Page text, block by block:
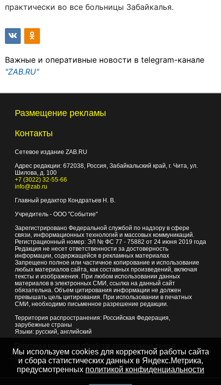
практически во все больницы Забайкалья.
Важные и оперативные новости в telegram-канале
"ZAB.RU"
Размещение рекламы
Контакты
Сетевое издание ZAB.RU
Адрес редакции: 672038, Россия, Забайкальский край, г. Чита, ул.
Шилова, д. 100
+7 (3022) 32-55-66
info@zab.ru
Главный редактор Кондратьев Н. В.
Учредитель - ООО "Событие"
Зарегистрировано Федеральной службой по надзору в сфере
связи, информационных технологий и массовых коммуникаций.
Регистрационный номер: ЭЛ № ФС 77 - 75882 от 24 июня 2019 года
Редакция не несет ответственности за достоверность
информации, содержащейся в рекламных материалах
Запрещено полное или частичное копирование и использование
любых материалов сайта, как составных произведений, включая
тексты и изображения. При любом использовании данных
материалов в электронных СМИ, ссылка на данный сайт
обязательна. Объем цитирования информации не должен
превышать цель цитирования. При использовании в печатных
СМИ, необходимо письменное разрешение редакции.
Территория распространения: Российская Федерация,
зарубежные страны
Языки: русский, английский
© 2007 - 2026Портал Читы и Забайкальского края
Мы используем cookies для корректной работы сайта
и сбора статистических данных в Яндекс.Метрика,
предусмотренных политикой конфиденциальности